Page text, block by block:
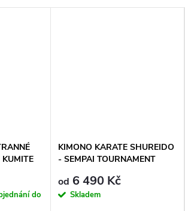
do
KIMONO KARATE SHUREIDO
- SEMPAI TOURNAMENT
od 6 490 Kč
Skladem